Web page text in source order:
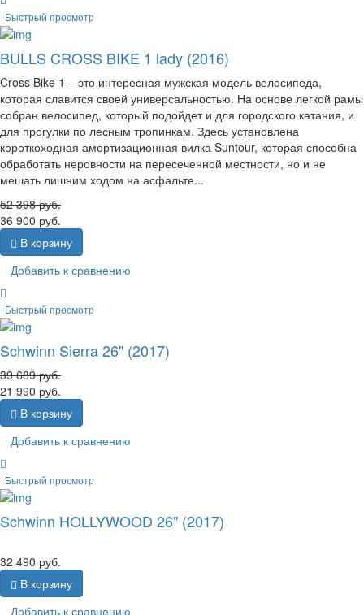
Быстрый просмотр
BULLS CROSS BIKE 1 lady (2016)
Cross Bike 1 – это интересная мужская модель велосипеда,
которая славится своей универсальностью. На основе легкой рамы
собран велосипед, который подойдет и для городского катания, и
для прогулки по лесным тропинкам. Здесь установлена
короткоходная амортизационная вилка Suntour, которая способна
обработать неровности на пересеченной местности, но и не
мешать лишним ходом на асфальте...
52 398руб.
36 900 руб.
В корзину
Добавить к сравнению
Быстрый просмотр
Schwinn Sierra 26" (2017)
39 689руб.
21 990 руб.
В корзину
Добавить к сравнению
Быстрый просмотр
Schwinn HOLLYWOOD 26" (2017)
32 490 руб.
В корзину
Добавить к сравнению